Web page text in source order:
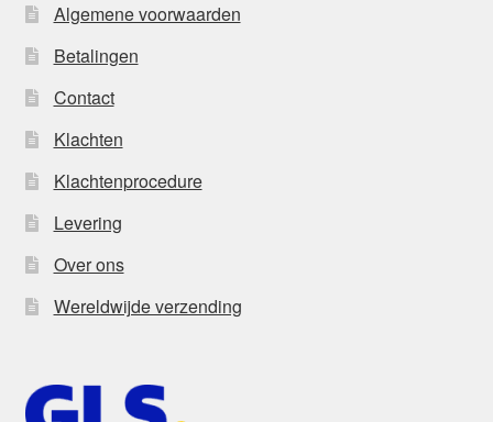
Algemene voorwaarden
Betalingen
Contact
Klachten
Klachtenprocedure
Levering
Over ons
Wereldwijde verzending